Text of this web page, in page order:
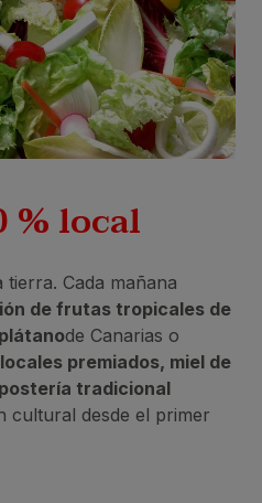
% local
Cada mañana
de frutas tropicales de
plátanode Canarias o
premiados, miel de
tradicional
cultural desde el primer